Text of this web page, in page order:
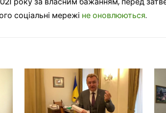
соціальні мережі не оновлюються.